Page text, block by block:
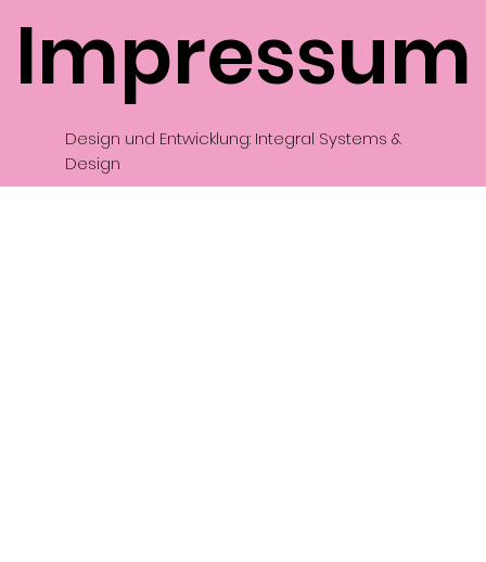
Design und Entwicklung: Integral Systems &
Design
Impressum